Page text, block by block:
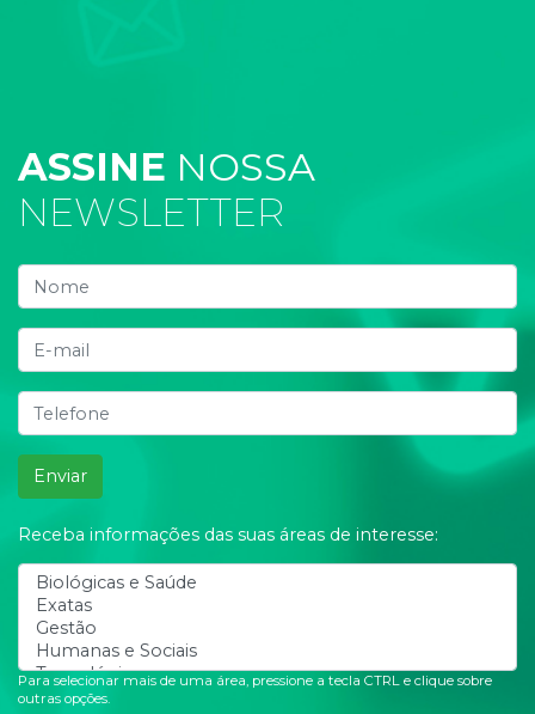
ASSINE NOSSA
NEWSLETTER
Enviar
Receba informações das suas áreas de interesse:
Para selecionar mais de uma área, pressione a tecla CTRL e clique sobre
outras opções.